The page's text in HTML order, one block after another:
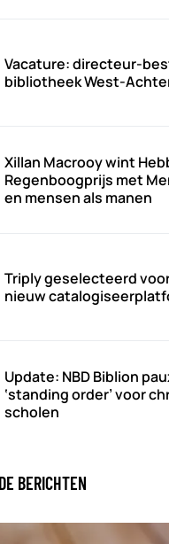
Vacature: directeur-
bibliotheek West-
Xillan Macrooy wint
Regenboogprijs met
en mensen als manen
Triply geselecteerd
nieuw
Update: NBD Biblion
‘standing order’ voor
scholen
BERICHTEN